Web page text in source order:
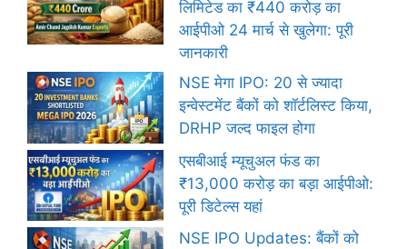
लिमिटेड का ₹440 करोड़ का
आईपीओ 24 मार्च से खुलेगा: पूरी
जानकारी
NSE मेगा IPO: 20 से ज्यादा
इन्वेस्टमेंट बैंकों को शॉर्टलिस्ट किया,
DRHP जल्द फाइल होगा
एसबीआई म्यूचुअल फंड का
₹13,000 करोड़ का बड़ा आईपीओ:
पूरी डिटेल्स यहां
NSE IPO Updates: बैंकों को